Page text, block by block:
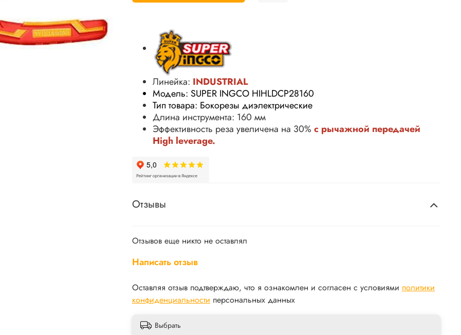
Линейка: INDUSTRIAL
Модель: SUPER INGCO HIHLDCP28160
Тип товара: Бокорезы диэлектрические
Длина инструмента: 160 мм
Эффективность реза увеличена на 30% с рычажной передачей
High leverage.
Отзывы
Отзывов еще никто не оставлял
Написать отзыв
Оставляя отзыв подтверждаю, что я ознакомлен и согласен с условиями политики
конфиденциальности персональных данных
Выбрать